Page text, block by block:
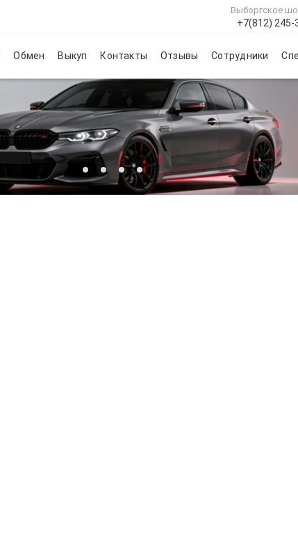
+7(812) 245-
Выборгское
Обмен Выкуп Контакты Отзывы Сотрудники